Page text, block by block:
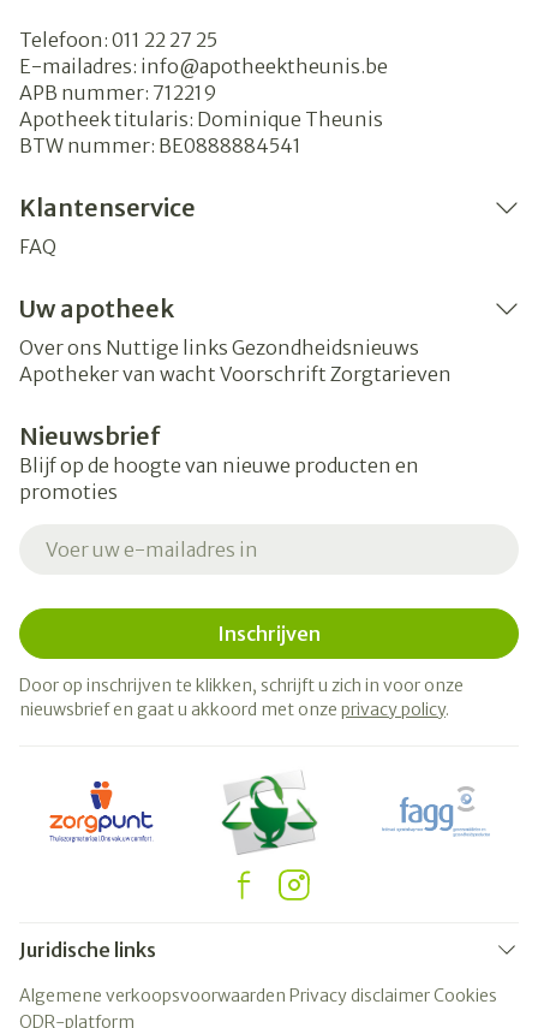
Telefoon: 011 22 27 25
E-mailadres: info@apotheektheunis.be
APB nummer: 712219
Apotheek titularis: Dominique Theunis
BTW nummer: BE0888884541
Klantenservice
FAQ
Uw apotheek
Over ons Nuttige links Gezondheidsnieuws
Apotheker van wacht Voorschrift Zorgtarieven
Nieuwsbrief
Blijf op de hoogte van nieuwe producten en
promoties
Inschrijven
Door op inschrijven te klikken, schrijft u zich in voor onze
nieuwsbrief en gaat u akkoord met onze privacy policy.
Juridische links
Algemene verkoopsvoorwaarden Privacy disclaimerCookies
ODR-platform